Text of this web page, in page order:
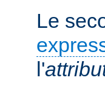
Le
l'